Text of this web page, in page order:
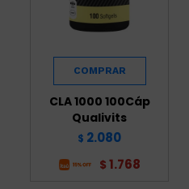
CLA 1000 100Cáp
Qualivits
$ 2.080
$ 1.768